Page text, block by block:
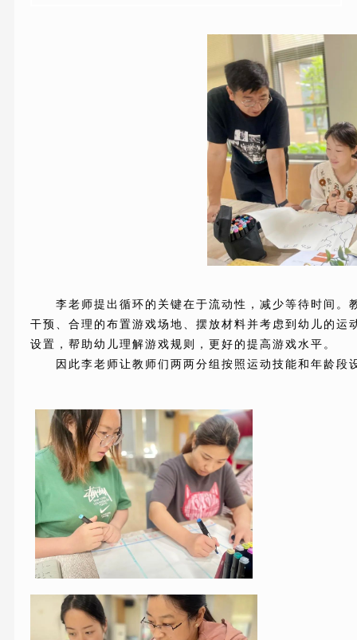
李老师提出循环的关键在于流动性，减少等待时间。
干预、合理的布置游戏场地、摆放材料并考虑到幼儿的运
设置，帮助幼儿理解游戏规则，更好的提高游戏水平。
因此李老师让教师们两两分组按照运动技能和年龄段